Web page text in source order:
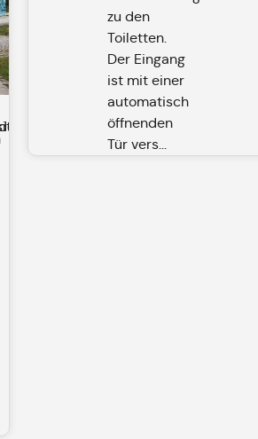
zu den
Toiletten.
Der Eingang
ist mit einer
automatisch
öffnenden
Tür vers...